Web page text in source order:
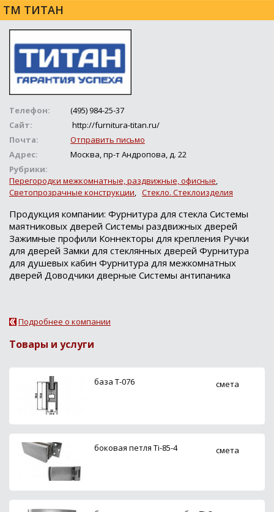
ТМ ТИТАН
Телефон:
(495) 984-25-37
Сайт:
http://furnitura-titan.ru/
Почта:
Отправить письмо
Адрес:
Москва, пр-т Андропова, д. 22
Рубрики:
Перегородки межкомнатные, раздвижные, офисные,
Светопрозрачные конструкции, Стекло. Стеклоизделия
Продукция компании: Фурнитура для стекла Системы
маятниковых дверей Системы раздвижных дверей
Зажимные профили Коннекторы для крепления Ручки
для дверей Замки для стеклянных дверей Фурнитура
для душевых кабин Фурнитура для межкомнатных
дверей Доводчики дверные Системы антипаника
Подробнее о компании
Товары и услуги
база Т-076 смета
боковая петля Ti-85-4 смета